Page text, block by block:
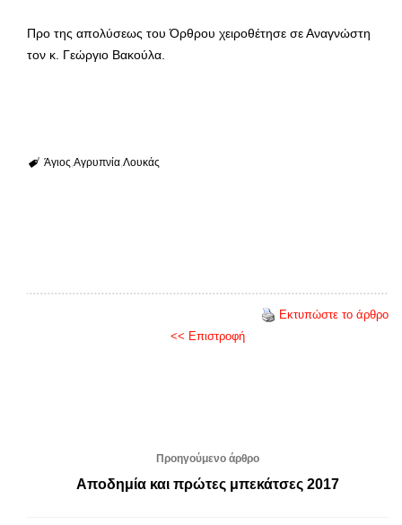
Προ της απολύσεως του Όρθρου χειροθέτησε σε Αναγνώστη
τον κ. Γεώργιο Βακούλα.
Άγιος Αγρυπνία Λουκάς
Εκτυπώστε το άρθρο
<< Επιστροφή
Προηγούμενο άρθρο
Αποδημία και πρώτες μπεκάτσες 2017